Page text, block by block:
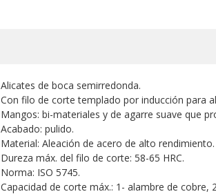
Alicates de boca semirredonda.
Con filo de corte templado por inducción para
Mangos: bi-materiales y de agarre suave que
Acabado: pulido.
Material: Aleación de acero de alto rendimiento.
Dureza máx. del filo de corte: 58-65 HRC.
Norma: ISO 5745.
Capacidad de corte máx.: 1- alambre de cobre,